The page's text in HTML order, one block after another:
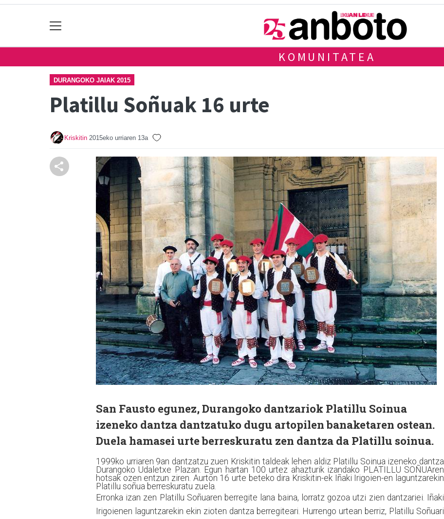
KOMUNITATEA
DURANGOKO JAIAK 2015
Platillu Soñuak 16 urte
Kriskitin 2015eko urriaren 13a
San Fausto egunez, Durangoko dantzariok Platillu Soinua
izeneko dantza dantzatuko dugu artopilen banaketaren ostean.
Duela hamasei urte berreskuratu zen dantza da Platillu soinua.
1999ko urriaren 9an dantzatzu zuen Kriskitin taldeak lehen aldiz Platillu Soinua izeneko dantza
Durangoko Udaletxe Plazan. Egun hartan 100 urtez ahazturik izandako PLATILLU SOÑUAren
hotsak ozen entzun ziren. Aurton 16 urte beteko dira Kriskitin-ek Iñaki Irigoien-en laguntzarekin
Platillu soñua berreskuratu zuela.
Erronka izan zen Platillu Soñuaren berregite lana baina, lorratz gozoa utzi zien dantzariei. Iñaki
Irigoienen laguntzarekin ekin zioten dantza berregiteari. Hurrengo urtean berriz, Platillu Soñuari